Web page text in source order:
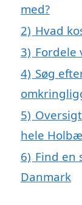
med?
2) Hvad
3) Fordele
4) Søg
5)
hele
6) Find en
Danmark